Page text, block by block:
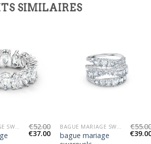
SIMILAIRES
€52.00
€37.00
bague mariage
€
€